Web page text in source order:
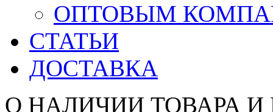
ОПТОВЫМ
СТАТЬИ
ДОСТАВКА
О НАЛИЧИИ ТОВАРА